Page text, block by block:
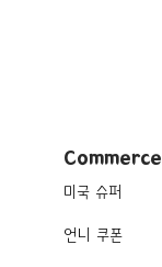
Commerce
미국 슈퍼
언니 쿠폰